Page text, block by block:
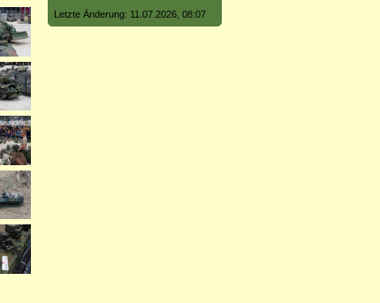
Letzte Änderung: 11.07.2026, 08:07